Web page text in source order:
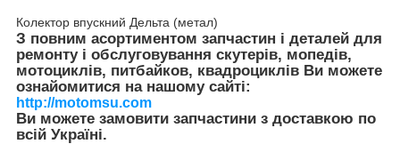
Колектор впускний Дельта (метал)
З повним асортиментом запчастин і деталей для
ремонту і обслуговування скутерів, мопедів,
мотоциклів, питбайков, квадроциклів Ви можете
ознайомитися на нашому сайті:
http://motomsu.com
Ви можете замовити запчастини з доставкою по
всій Україні.